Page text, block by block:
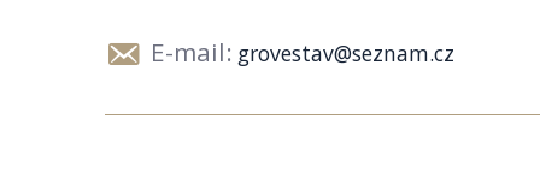
E-mail: grovestav@seznam.cz